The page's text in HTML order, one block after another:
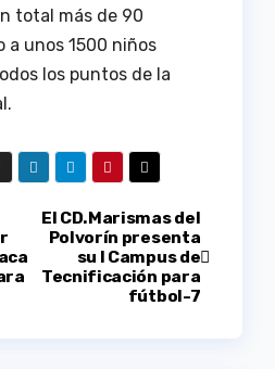
total más de 90
a unos 1500 niños
los puntos de la
El CD.Marismas del
Polvorín presenta
su I Campus de
Tecnificación para
fútbol-7